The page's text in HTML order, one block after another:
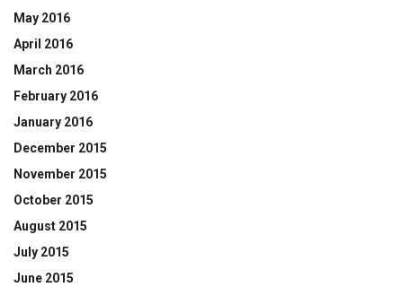
May 2016
April 2016
March 2016
February 2016
January 2016
December 2015
November 2015
October 2015
August 2015
July 2015
June 2015